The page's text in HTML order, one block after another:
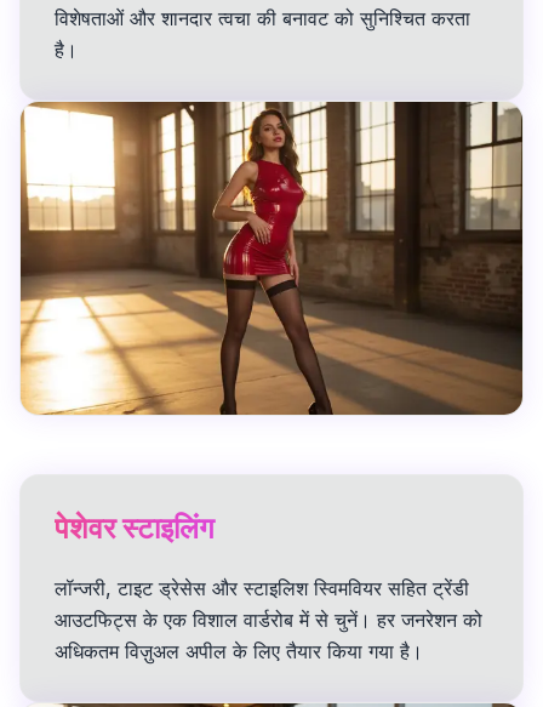
विशेषताओं और शानदार त्वचा की बनावट को सुनिश्चित करता
है।
पेशेवर स्टाइलिंग
लॉन्जरी, टाइट ड्रेसेस और स्टाइलिश स्विमवियर सहित ट्रेंडी
आउटफिट्स के एक विशाल वार्डरोब में से चुनें। हर जनरेशन को
अधिकतम विज़ुअल अपील के लिए तैयार किया गया है।